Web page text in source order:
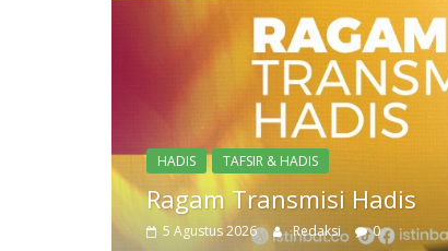
Topik Utama
Dinamika
3 Agustus 2026